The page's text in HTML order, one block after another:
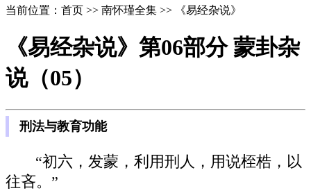
当前位置：首页 >> 南怀瑾全集 >> 《易经杂说》
《易经杂说》第06部分 蒙卦杂
说（05）
刑法与教育功能
“初六，发蒙，利用刑人，用说桎梏，以
往吝。”